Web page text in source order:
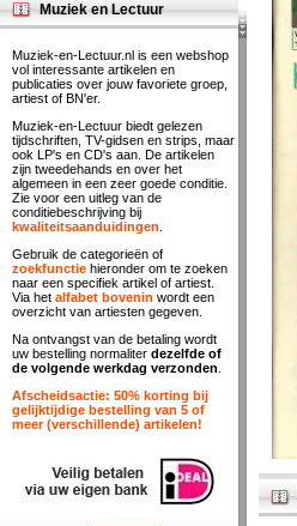
Muziek en Lectuur
Muziek-en-Lectuur.nl is een webshop
vol interessante artikelen en
publicaties over jouw favoriete groep,
artiest of BN'er.
Muziek-en-Lectuur biedt gelezen
tijdschriften, TV-gidsen en strips, maar
ook LP's en CD's aan. De artikelen
zijn tweedehands en over het
algemeen in een zeer goede conditie.
Zie voor een uitleg van de
conditiebeschrijving bij
kwaliteitsaanduidingen
Gebruik de categorieën of
zoekfunctie hieronder om te zoeken
naar een specifiek artikel of artiest.
Via het alfabet bovenin wordt een
overzicht van artiesten gegeven.
Na ontvangst van de betaling wordt
uw bestelling normaliter dezelfde of
de volgende werkdag verzonden
Afscheidsactie: 50% korting bij
gelijktijdige bestelling van 5 of
meer (verschillende) artikelen!